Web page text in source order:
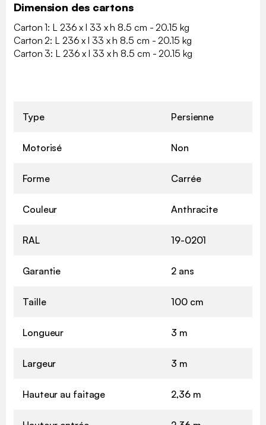
Dimension des cartons
Carton 1: L 236 x l 33 x h 8.5 cm - 20.15 kg
Carton 2: L 236 x l 33 x h 8.5 cm - 20.15 kg
Carton 3: L 236 x l 33 x h 8.5 cm - 20.15 kg
Type Persienne
Motorisé Non
Forme Carrée
Couleur Anthracite
RAL 19-0201
Garantie 2 ans
Taille 100 cm
Longueur 3 m
Largeur 3 m
Hauteur au faitage 2,36 m